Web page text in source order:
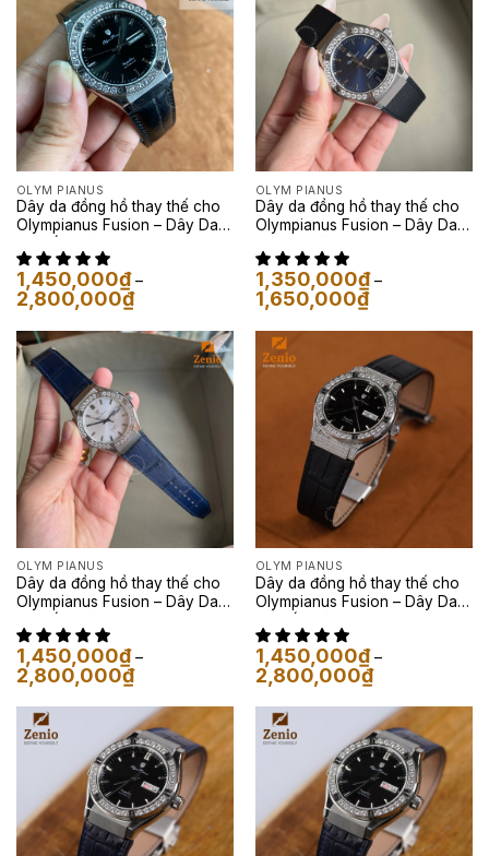
OLYM PIANUS
Dây da đồng hồ thay thế cho
Olympianus Fusion – Dây Da
1,450,000₫ –
2,800,000₫Khoảng
giá:
1,450,000₫
2,800,000₫
OLYM PIANUS
Dây da đồng hồ thay thế cho
Olympianus Fusion – Dây Da
1,350,000₫ –
1,650,000₫Khoảng
giá:
đến
1,650,000₫
OLYM PIANUS
Dây da đồng hồ thay thế cho
Olympianus Fusion – Dây Da
1,450,000₫ –
2,800,000₫Khoảng
giá:
1,450,000₫
đến
2,800,000₫
OLYM PIANUS
Dây da đồng hồ thay thế cho
Olympianus Fusion – Dây Da
1,450,000₫ –
2,800,000₫Khoảng
giá:
1,450,000₫
đến
2,800,000₫